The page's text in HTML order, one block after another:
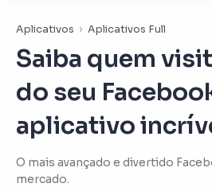
Aplicativos Aplicativos Full
Saiba quem
do seu
aplicativo
O mais avançado e divertido
mercado.